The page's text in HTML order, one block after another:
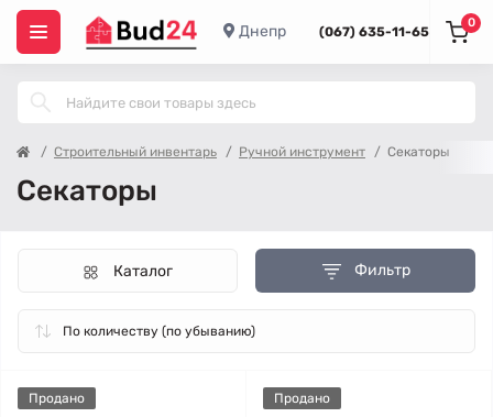
Днепр (067) 635-11-65
0
Строительный инвентарь Ручной инструмент Секаторы
Секаторы
Фильтр
Каталог
Продано Продано